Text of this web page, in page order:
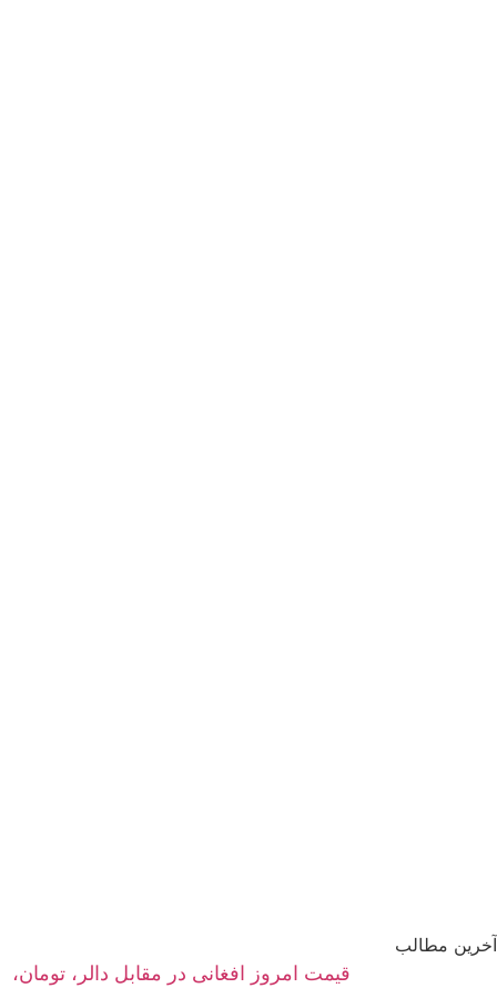
آخرین مطالب
قیمت امروز افغانی در مقابل دالر، تومان،